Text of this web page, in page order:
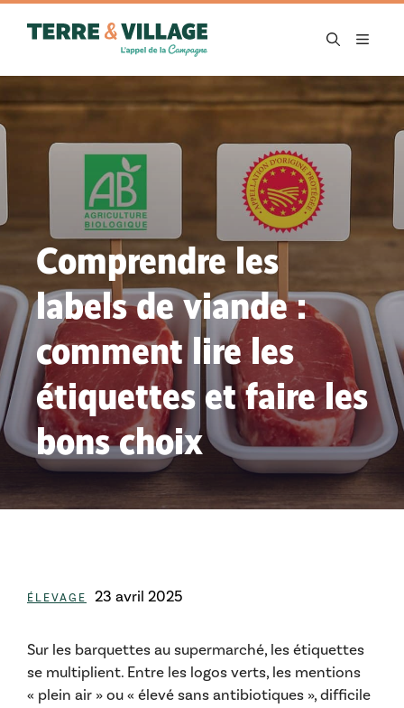
MENU
Comprendre les
labels de viande :
comment lire les
étiquettes et faire les
bons choix
Catégories
ÉLEVAGE 23 avril 2025
Sur les barquettes au supermarché, les étiquettes
se multiplient. Entre les logos verts, les mentions
« plein air » ou « élevé sans antibiotiques », difficile